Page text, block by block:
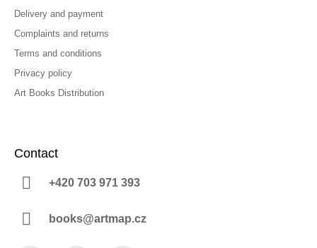
Delivery and payment
Complaints and returns
Terms and conditions
Privacy policy
Art Books Distribution
Contact
+420 703 971 393
books@artmap.cz